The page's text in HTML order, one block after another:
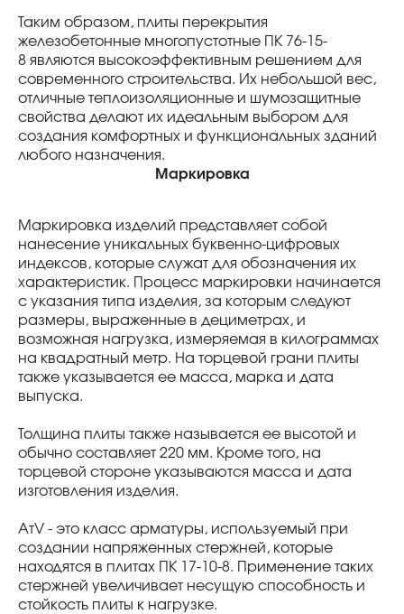
Таким образом, плиты перекрытия
железобетонные многопустотные ПК 76-15-
8 являются высокоэффективным решением для
современного строительства. Их небольшой вес,
отличные теплоизоляционные и шумозащитные
свойства делают их идеальным выбором для
создания комфортных и функциональных зданий
любого назначения.
Маркировка
Маркировка изделий представляет собой
нанесение уникальных буквенно-цифровых
индексов, которые служат для обозначения их
характеристик. Процесс маркировки начинается
с указания типа изделия, за которым следуют
размеры, выраженные в дециметрах, и
возможная нагрузка, измеряемая в килограммах
на квадратный метр. На торцевой грани плиты
также указывается ее масса, марка и дата
выпуска.
Толщина плиты также называется ее высотой и
обычно составляет 220 мм. Кроме того, на
торцевой стороне указываются масса и дата
изготовления изделия.
AтV - это класс арматуры, используемый при
создании напряженных стержней, которые
находятся в плитах ПК 17-10-8. Применение таких
стержней увеличивает несущую способность и
стойкость плиты к нагрузке.